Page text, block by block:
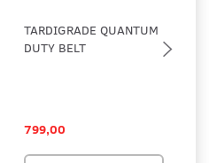
TARDIGRADE QUANTUM
DUTY BELT
799,00